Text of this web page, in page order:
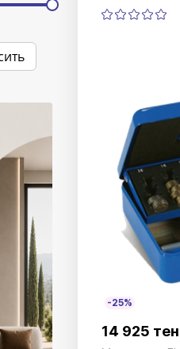
-25%
14 925